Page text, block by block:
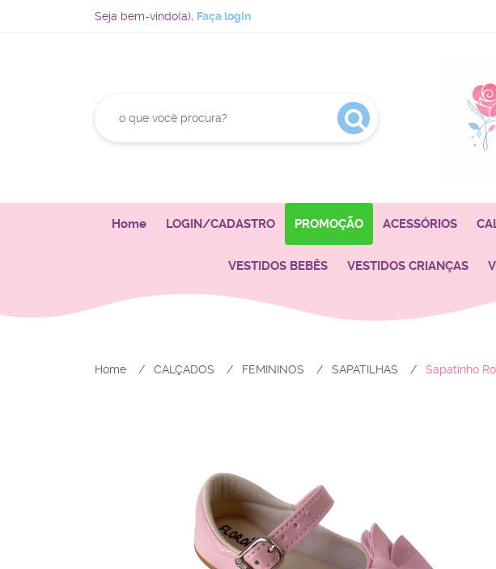
Seja bem-vindo(a), Faça login
Home LOGIN/CADASTRO PROMOÇÃO ACESSÓRIOS
VESTIDOS BEBÊS VESTIDOS CRIANÇAS
Home CALÇADOS FEMININOS SAPATILHAS Sapatinho